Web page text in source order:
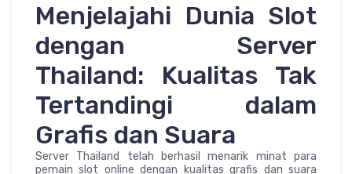
Menjelajahi Dunia Slot
dengan Server
Thailand: Kualitas Tak
Tertandingi dalam
Grafis dan Suara
Server Thailand telah berhasil menarik minat para
pemain slot online dengan kualitas grafis dan suara